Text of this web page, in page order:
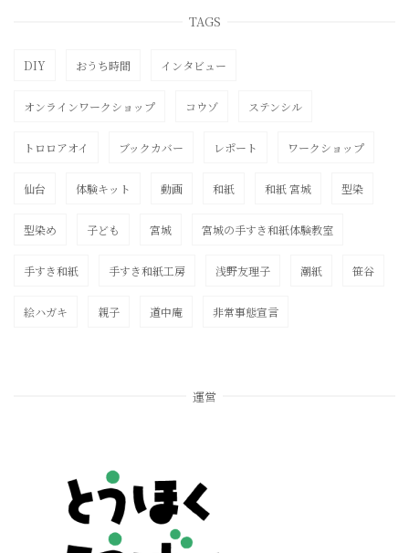
TAGS
DIY おうち時間 インタビュー
オンラインワークショップ コウゾ ステンシル
トロロアオイ ブックカバー レポート ワークショップ
仙台 体験キット 動画 和紙 和紙 宮城 型染
型染め 子ども 宮城 宮城の手すき和紙体験教室
手すき和紙 手すき和紙工房 浅野友理子 潮紙 笹谷
絵ハガキ 親子 道中庵 非常事態宣言
運営